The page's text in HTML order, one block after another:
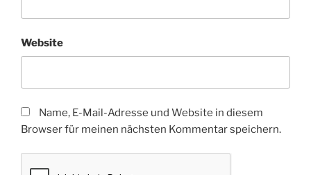
Website
Name, E-Mail-Adresse und Website in diesem
Browser für meinen nächsten Kommentar speichern.